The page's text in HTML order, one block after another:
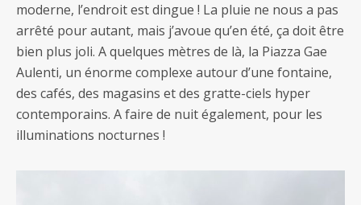
moderne, l’endroit est dingue ! La pluie ne nous a pas
arrêté pour autant, mais j’avoue qu’en été, ça doit être
bien plus joli. A quelques mètres de là, la Piazza Gae
Aulenti, un énorme complexe autour d’une fontaine,
des cafés, des magasins et des gratte-ciels hyper
contemporains. A faire de nuit également, pour les
illuminations nocturnes !